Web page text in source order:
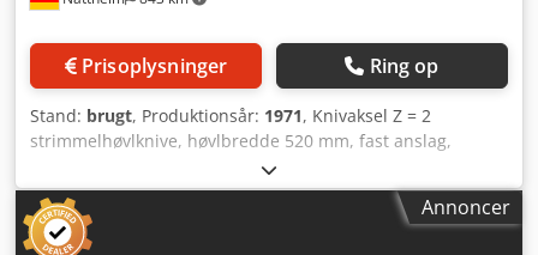
Prisoplysninger Ring op
Stand: brugt, Produktionsår: 1971, Knivaksel Z = 2
strimmelhøvlknive, høvlbredde 520 mm, fast anslag,
længde på anslagslineal: 2750 mm, indføringsbord: 1600
mm, udtagningsbord: 1100 mm, samlet længde: 2800 mm,
ingen motorbremse / nødstop. Lagersted: Nattheim.
Cedpfx Aoy Ui U Heqgsrf
Annoncer